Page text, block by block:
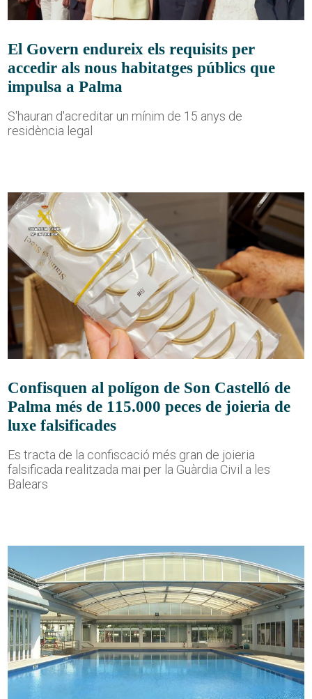
El Govern endureix els requisits per
accedir als nous habitatges públics que
impulsa a Palma
S'hauran d'acreditar un mínim de 15 anys de
residència legal
Confisquen al polígon de Son Castelló de
Palma més de 115.000 peces de joieria de
luxe falsificades
Es tracta de la confiscació més gran de joieria
falsificada realitzada mai per la Guàrdia Civil a les
Balears